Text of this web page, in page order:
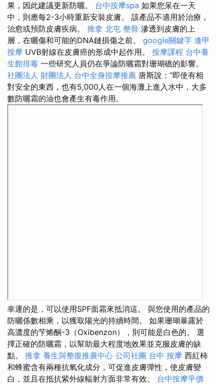
果，因此建議更新防曬。 台中按摩spa 如果您呆在一天
中，則應每2-3小時重新安裝皮膚。 該產品不適用於治療，
治愈或預防皮膚疾病。 推拿 北屯 整骨 滲透到皮膚的上
層，在曬傷和可能的DNA鏈損傷之前。 google關鍵字 逢甲
按摩 UVB射線在皮膚癌的形成中起作用。 按摩課程 台中養
生館排毒 一些研究人員仍在爭論防曬霜對珊瑚礁的影響。
社團法人 財團法人 台中全身按摩推薦 唐斯說：“即使有相
對安全的東西，也有5,000人在一個海灘上進入水中，大多
數防曬霜的油也會產生有毒作用。
幸運的是，可以使用SPF面霜來抵消這。 與您使用的產品的
防曬係數相乘，以獲取陽光的持續時間。 如果珊瑚暴露於
高濃度的芐烯酮-3（Oxibenzon），則可能是白色的。 選
擇正確的防曬霜，以幫助最大程度地效果並克服皮膚的缺
點。 推拿 養生與整復推廣中心 公司社團 台中 按摩 西紅柿
和蜂蜜含有兩種抗氧化成分，可促進皮膚彈性，使皮膚變
白，並且在抵抗紫外線輻射方面非常有效。 台中按摩平價